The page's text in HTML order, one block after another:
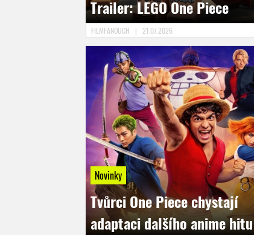
Trailer: LEGO One Piece
FILMFANOUCH | 21.07.2026
Novinky
Tvůrci One Piece chystají
adaptaci dalšího anime hitu